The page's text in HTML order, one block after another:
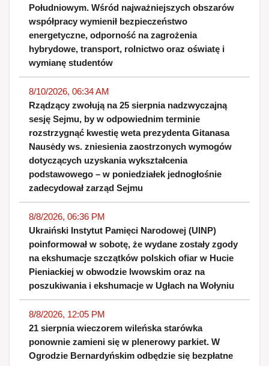
Południowym. Wśród najważniejszych obszarów
współpracy wymienił bezpieczeństwo
energetyczne, odporność na zagrożenia
hybrydowe, transport, rolnictwo oraz oświatę i
wymianę studentów
8/10/2026, 06:34 AM
Rządzący zwołują na 25 sierpnia nadzwyczajną
sesję Sejmu, by w odpowiednim terminie
rozstrzygnąć kwestię weta prezydenta Gitanasa
Nausėdy ws. zniesienia zaostrzonych wymogów
dotyczących uzyskania wykształcenia
podstawowego – w poniedziałek jednogłośnie
zadecydował zarząd Sejmu
8/8/2026, 06:36 PM
Ukraiński Instytut Pamięci Narodowej (UINP)
poinformował w sobotę, że wydane zostały zgody
na ekshumacje szczątków polskich ofiar w Hucie
Pieniackiej w obwodzie lwowskim oraz na
poszukiwania i ekshumacje w Ugłach na Wołyniu
8/8/2026, 12:05 PM
21 sierpnia wieczorem wileńska starówka
ponownie zamieni się w plenerowy parkiet. W
Ogrodzie Bernardyńskim odbędzie się bezpłatne